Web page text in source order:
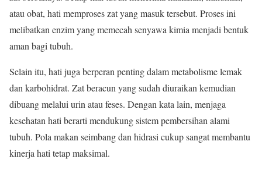
atau obat, hati memproses zat yang masuk tersebut. Proses ini
melibatkan enzim yang memecah senyawa kimia menjadi bentuk
aman bagi tubuh.
Selain itu, hati juga berperan penting dalam metabolisme lemak
dan karbohidrat. Zat beracun yang sudah diuraikan kemudian
dibuang melalui urin atau feses. Dengan kata lain, menjaga
kesehatan hati berarti mendukung sistem pembersihan alami
tubuh. Pola makan seimbang dan hidrasi cukup sangat membantu
kinerja hati tetap maksimal.